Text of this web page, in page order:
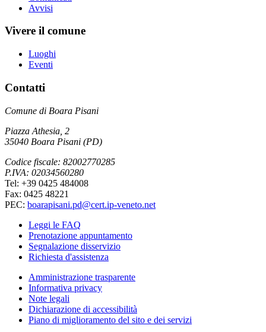
Avvisi
Vivere il comune
Luoghi
Eventi
Contatti
Comune di Boara Pisani
Piazza Athesia, 2
35040 Boara Pisani (PD)
Codice fiscale: 82002770285
P.IVA: 02034560280
Tel: +39 0425 484008
Fax: 0425 48221
PEC: boarapisani.pd@cert.ip-veneto.net
Leggi le FAQ
Prenotazione appuntamento
Segnalazione disservizio
Richiesta d'assistenza
Amministrazione trasparente
Informativa privacy
Note legali
Dichiarazione di accessibilità
Piano di miglioramento del sito e dei servizi